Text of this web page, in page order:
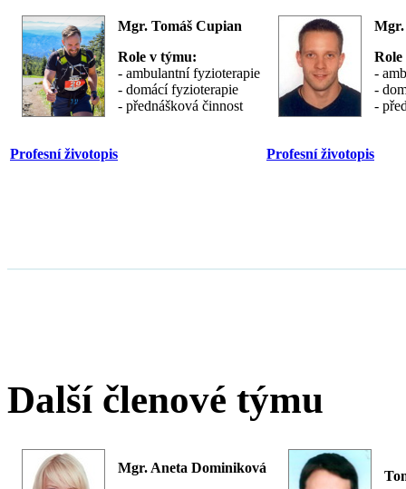
Mgr. Tomáš Cupian
Role v týmu:
- ambulantní fyzioterapie
- domácí fyzioterapie
- přednášková činnost
Profesní životopis
-
-
-
Profesní životopis
Další členové týmu
Mgr. Aneta Dominiková